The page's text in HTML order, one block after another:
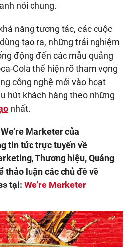
nói chung.
năng tương tác, các cuộc
tạo ra, những trải nghiệm
động đến các mẫu quảng
Cola thể hiện rõ tham vọng
công nghệ mới vào hoạt
hút khách hàng theo những
nhất.
Marketer của
tin tức trực tuyến về
Thương hiệu, Quảng
thảo luận các chủ đề về
tại: We’re Marketer